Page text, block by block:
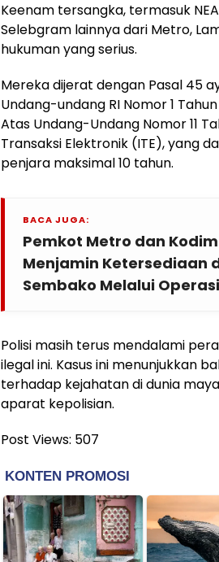
Keenam tersangka, termasuk
Selebgram lainnya dari Metro,
hukuman yang serius.
Mereka dijerat dengan Pasal 45
Undang-undang RI Nomor 1
Atas Undang-Undang Nomor 11
Transaksi Elektronik (ITE), yang
penjara maksimal 10 tahun.
BACA JUGA:
Pemkot Metro dan Kodim
Menjamin Ketersediaan
Sembako Melalui
Polisi masih terus mendalami
ilegal ini. Kasus ini menunjukkan
terhadap kejahatan di dunia
aparat kepolisian.
Post Views: 507